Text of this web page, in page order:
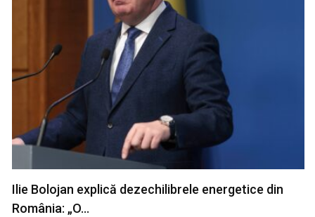
Ilie Bolojan explică dezechilibrele energetice din
România: „O…